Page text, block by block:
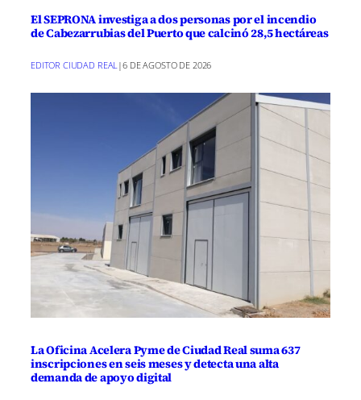
El SEPRONA investiga a dos personas por el incendio
de Cabezarrubias del Puerto que calcinó 28,5 hectáreas
EDITOR CIUDAD REAL |6 DE AGOSTO DE 2026
La Oficina Acelera Pyme de Ciudad Real suma 637
inscripciones en seis meses y detecta una alta
demanda de apoyo digital